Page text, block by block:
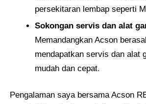
persekitaran lembap seperti
Sokongan servis dan alat
Memandangkan Acson
mendapatkan servis dan alat
mudah dan cepat.
Pengalaman saya bersama Acson